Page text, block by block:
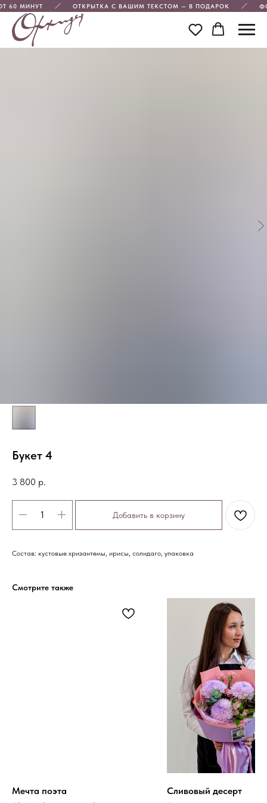
60 МИНУТ ОТКРЫТКА С ВАШИМ ТЕКСТОМ — В ПОДАРОК
Букет 4
3 800 р.
Добавить в корзину
Состав: кустовые хризантемы, ирисы, солидаго, упаковка
Смотрите также
Мечта поэта Сливовый десерт